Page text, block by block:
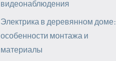
видеонаблюдения
Электрика в деревянном доме:
особенности монтажа и
материалы